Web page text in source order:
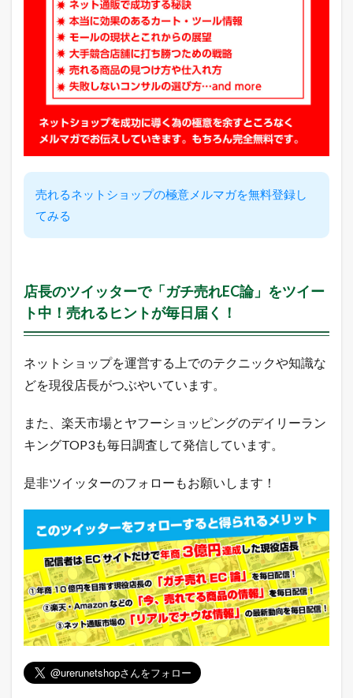
売れるネットショップの極意メルマガを無料登録し
てみる
店長のツイッターで「ガチ売れEC論」をツイー
ト中！売れるヒントが毎日届く！
ネットショップを運営する上でのテクニックや知識な
どを現役店長がつぶやいています。
また、楽天市場とヤフーショッピングのデイリーラン
キングTOP3も毎日調査して発信しています。
是非ツイッターのフォローもお願いします！